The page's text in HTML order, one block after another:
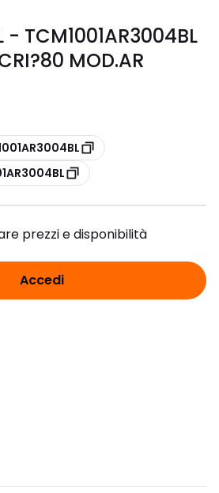
- TCM1001AR3004BL
MOD.AR
prezzi e disponibilità
Accedi